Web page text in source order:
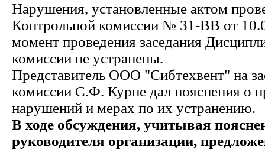
Нарушения, установленные актом
Контрольной комиссии № 31-ВВ от
момент проведения заседания
комиссии не устранены.
Представитель ООО "Сибтехвент" на
комиссии С.Ф. Курпе дал пояснения о
нарушений и мерах по их устранению.
В ходе обсуждения, учитывая
руководителя организации,